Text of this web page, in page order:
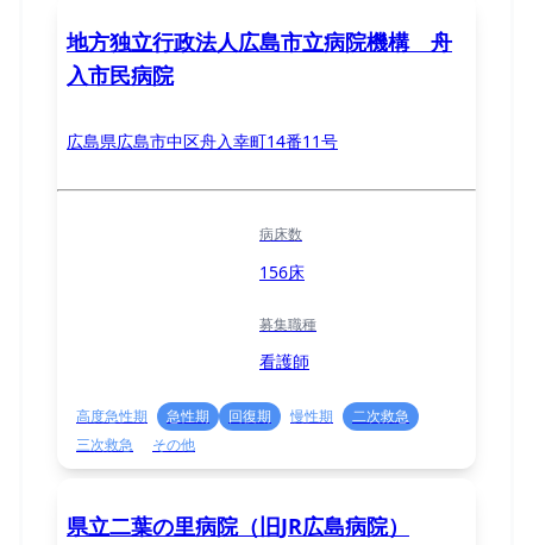
地方独立行政法人広島市立病院機構 舟
入市民病院
広島県広島市中区舟入幸町14番11号
病床数
156床
募集職種
看護師
高度急性期 急性期 回復期 慢性期
二次救急
三次救急
その他
県立二葉の里病院（旧JR広島病院）